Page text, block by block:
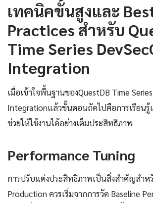
เทคนิคขั้นสูงและ
Practices สำหรับ
Time Series
Integration
เมื่อเข้าใจพื้นฐานของQuestDB Time
Integrationแล้วขั้นตอนถัดไปคือการเรียน
ช่วยให้ใช้งานได้อย่างเต็มประสิทธิภาพ
Performance Tuning
การปรับแต่งประสิทธิภาพเป็นสิ่งสำคัญสำห
Production ควรเริ่มจากการวัด Baseline